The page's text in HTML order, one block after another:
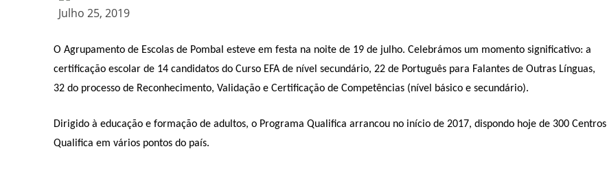
Julho 25, 2019
O Agrupamento de Escolas de Pombal esteve em festa na noite de 19 de julho. Celebrámos um momento significativo: a
certificação escolar de 14 candidatos do Curso EFA de nível secundário, 22 de Português para Falantes de Outras Línguas,
32 do processo de Reconhecimento, Validação e Certificação de Competências (nível básico e secundário).
Dirigido à educação e formação de adultos, o Programa Qualifica arrancou no início de 2017, dispondo hoje de 300 Centros
Qualifica em vários pontos do país.